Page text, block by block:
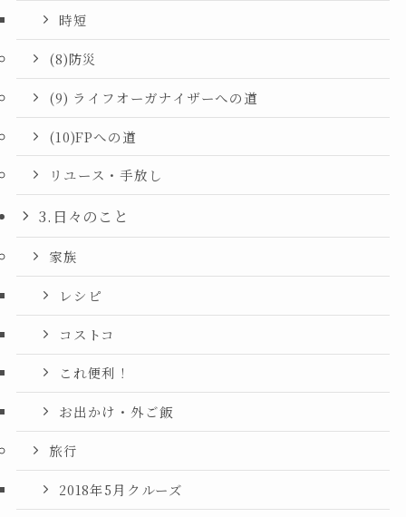
時短
(8)防災
(9) ライフオーガナイザーへの道
(10)FPへの道
リユース・手放し
3.日々のこと
家族
レシピ
コストコ
これ便利！
お出かけ・外ご飯
旅行
2018年5月クルーズ